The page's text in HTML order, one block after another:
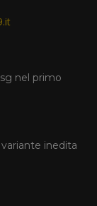
nel primo
inedita